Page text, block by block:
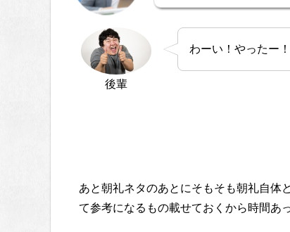
後輩
わーい！やったー！
あと朝礼ネタのあとにそもそも朝礼自体
て参考になるもの載せておくから時間あ